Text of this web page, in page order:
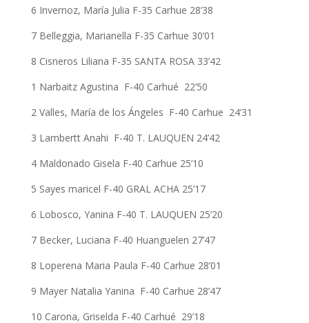
6 Invernoz, María Julia F-35 Carhue 28’38
7 Belleggia, Marianella F-35 Carhue 30’01
8 Cisneros Liliana F-35 SANTA ROSA 33’42
1 Narbaitz Agustina F-40 Carhué 22’50
2 Valles, María de los Ángeles F-40 Carhue 24’31
3 Lambertt Anahi F-40 T. LAUQUEN 24’42
4 Maldonado Gisela F-40 Carhue 25’10
5 Sayes maricel F-40 GRAL ACHA 25’17
6 Lobosco, Yanina F-40 T. LAUQUEN 25’20
7 Becker, Luciana F-40 Huanguelen 27’47
8 Loperena Maria Paula F-40 Carhue 28’01
9 Mayer Natalia Yanina F-40 Carhue 28’47
10 Carona, Griselda F-40 Carhué 29’18